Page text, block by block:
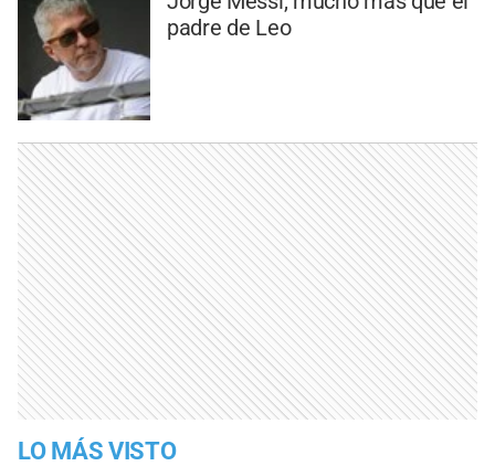
padre de Leo
LO MÁS VISTO